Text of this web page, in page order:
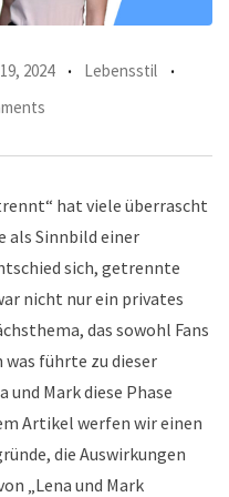
2024
Lebensstil
hat viele überrascht
als Sinnbild einer
sich, getrennte
nicht nur ein privates
das sowohl Fans
was führte zu dieser
und Mark diese Phase
Artikel werfen wir einen
die Auswirkungen
„Lena und Mark